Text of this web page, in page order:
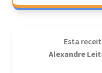
Esta
Alexandre